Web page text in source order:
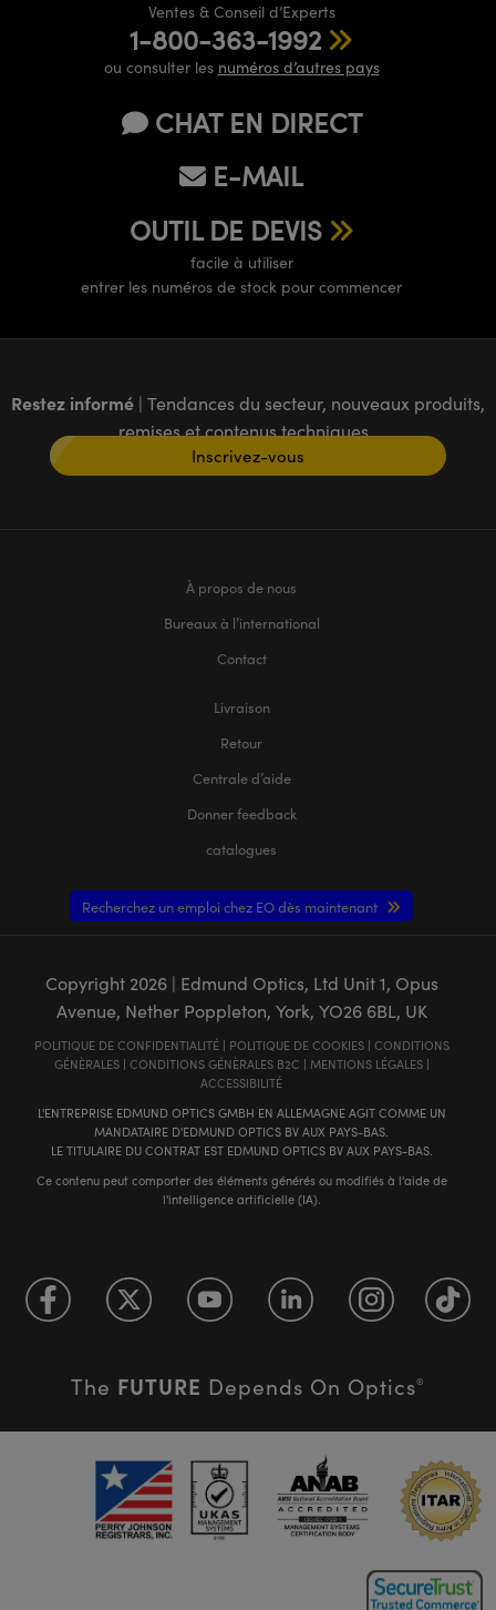
Ventes & Conseil d’Experts
1-800-363-1992
ou consulter les numéros d’autres pays
CHAT EN DIRECT
E-MAIL
OUTIL DE DEVIS
facile à utiliser
entrer les numéros de stock pour commencer
Restez informé | Tendances du secteur, nouveaux produits,
remises et contenus techniques
Inscrivez-vous
À propos de nous
Bureaux à l’international
Contact
Livraison
Retour
Centrale d’aide
Donner feedback
catalogues
Recherchez un emploi chez EO dès maintenant
Copyright 2026| Edmund Optics, Ltd Unit 1, Opus
Avenue, Nether Poppleton, York, YO26 6BL, UK
POLITIQUE DE CONFIDENTIALITÉ| POLITIQUE DE COOKIES| CONDITIONS
GÉNÈRALES| CONDITIONS GÉNÈRALES B2C | MENTIONS LÉGALES|
ACCESSIBILITÉ
L'ENTREPRISE EDMUND OPTICS GMBH EN ALLEMAGNE AGIT COMME UN
MANDATAIRE D'EDMUND OPTICS BV AUX PAYS-BAS.
LE TITULAIRE DU CONTRAT EST EDMUND OPTICS BV AUX PAYS-BAS.
Ce contenu peut comporter des éléments générés ou modifiés à l'aide de
l'intelligence artificielle (IA).
The FUTURE Depends On Optics®